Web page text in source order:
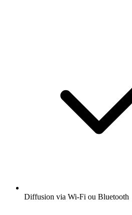
Diffusion via Wi-Fi ou Bluetooth